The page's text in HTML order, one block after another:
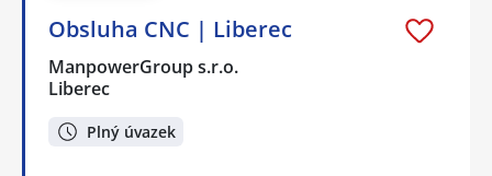
Obsluha CNC | Liberec
ManpowerGroup s.r.o.
Liberec
Plný úvazek